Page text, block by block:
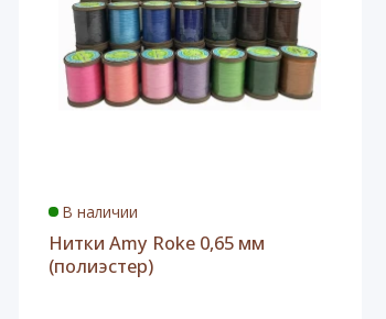
В наличии
Нитки Amy Roke 0,65 мм
(полиэстер)